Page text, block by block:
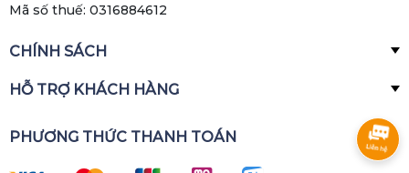
Mã số thuế: 0316884612
CHÍNH SÁCH
HỖ TRỢ KHÁCH HÀNG
PHƯƠNG THỨC THANH TOÁN